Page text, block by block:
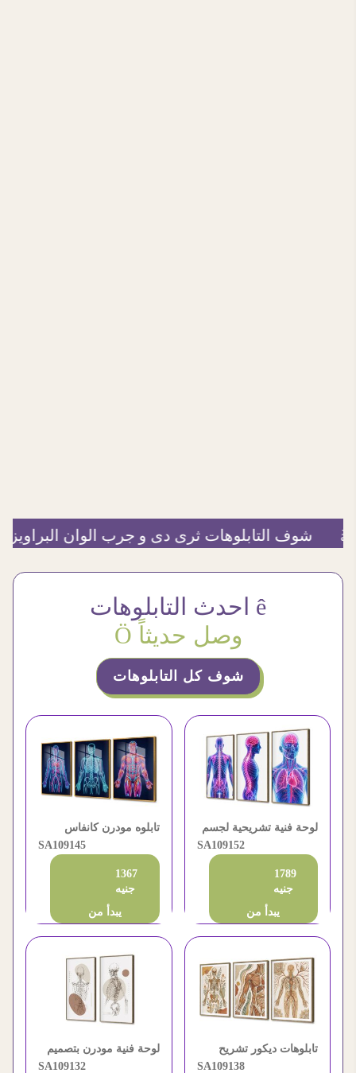
ثرى دى و جرب الوان البراويز à اوصل
ê احدث التابلوهات
وصل حديثاً Ö
شوف كل التابلوهات
لوحة فنية تشريحية لجسم
SA109152
جنيه
يبدأ من
تابلوه مودرن كانفاس
تشريح جسم الإنسانSA109145
جنيه
يبدأ من
تابلوهات ديكور تشريح
جسم الانسان الطبيSA109138
لوحة فنية مودرن بتصميم
SA109132